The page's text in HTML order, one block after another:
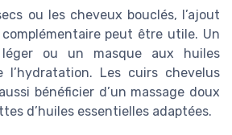
ou les cheveux bouclés, l’ajout
peut être utile. Un
léger ou un masque aux huiles
l’hydratation. Les cuirs chevelus
bénéficier d’un massage doux
d’huiles essentielles adaptées.